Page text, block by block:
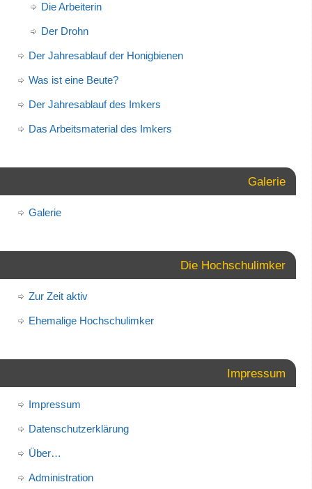
Die Arbeiterin
Der Drohn
Der Jahresablauf der Honigbienen
Was ist eine Beute?
Der Jahresablauf des Imkers
Das Arbeitsmaterial des Imkers
Galerie
Galerie
Die Hochschulimker
Zur Zeit aktiv
Ehemalige Hochschulimker
Impressum
Impressum
Datenschutzerklärung
Über…
Administration